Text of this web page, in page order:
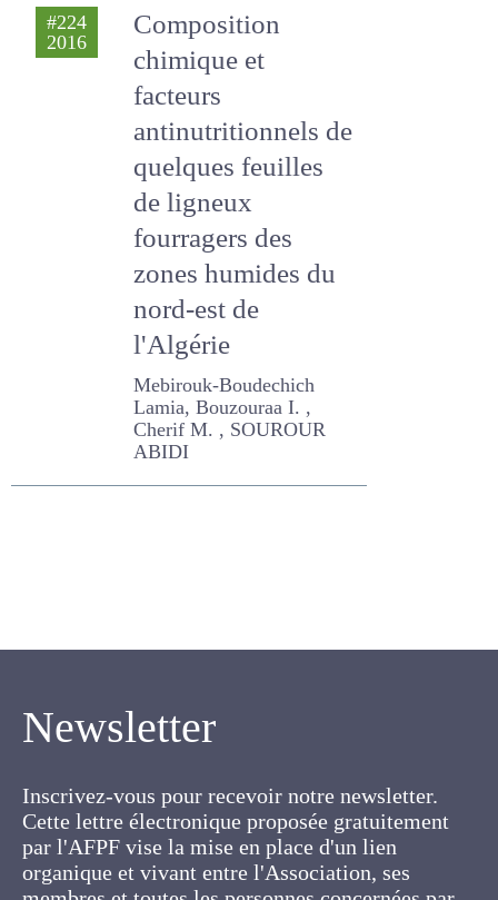
#224
2016
Composition
chimique et
facteurs
antinutritionnels
de quelques
feuilles de ligneux
fourragers des
zones humides du
nord-est de
l'Algérie
Mebirouk-Boudechich
Lamia, Bouzouraa I. , Cherif
M. , SOUROUR ABIDI
Newsletter
Cette lettre électronique proposée
gratuitement par l'AFPF vise la mise en place
d'un lien organique et vivant entre l'Association,
ses membres et toutes les personnes
concernées par les cultures fourragères et les